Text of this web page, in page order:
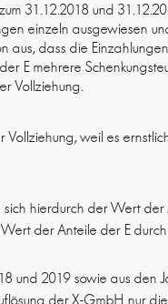
31.12.2018 und
einzeln ausgewiesen
dass die
E mehrere
Vollziehung.
Vollziehung, weil es
hierdurch der Wert
der Anteile der E
und 2019 sowie aus den
der X-GmbH nur